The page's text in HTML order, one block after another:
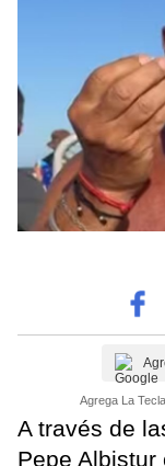
Agrega La
A través de
Pepe